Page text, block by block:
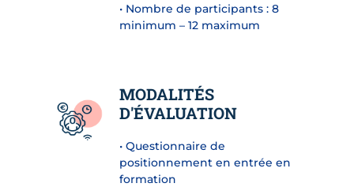
• Nombre de participants : 8
minimum – 12 maximum
MODALITÉS
D'ÉVALUATION
• Questionnaire de
positionnement en entrée en
formation